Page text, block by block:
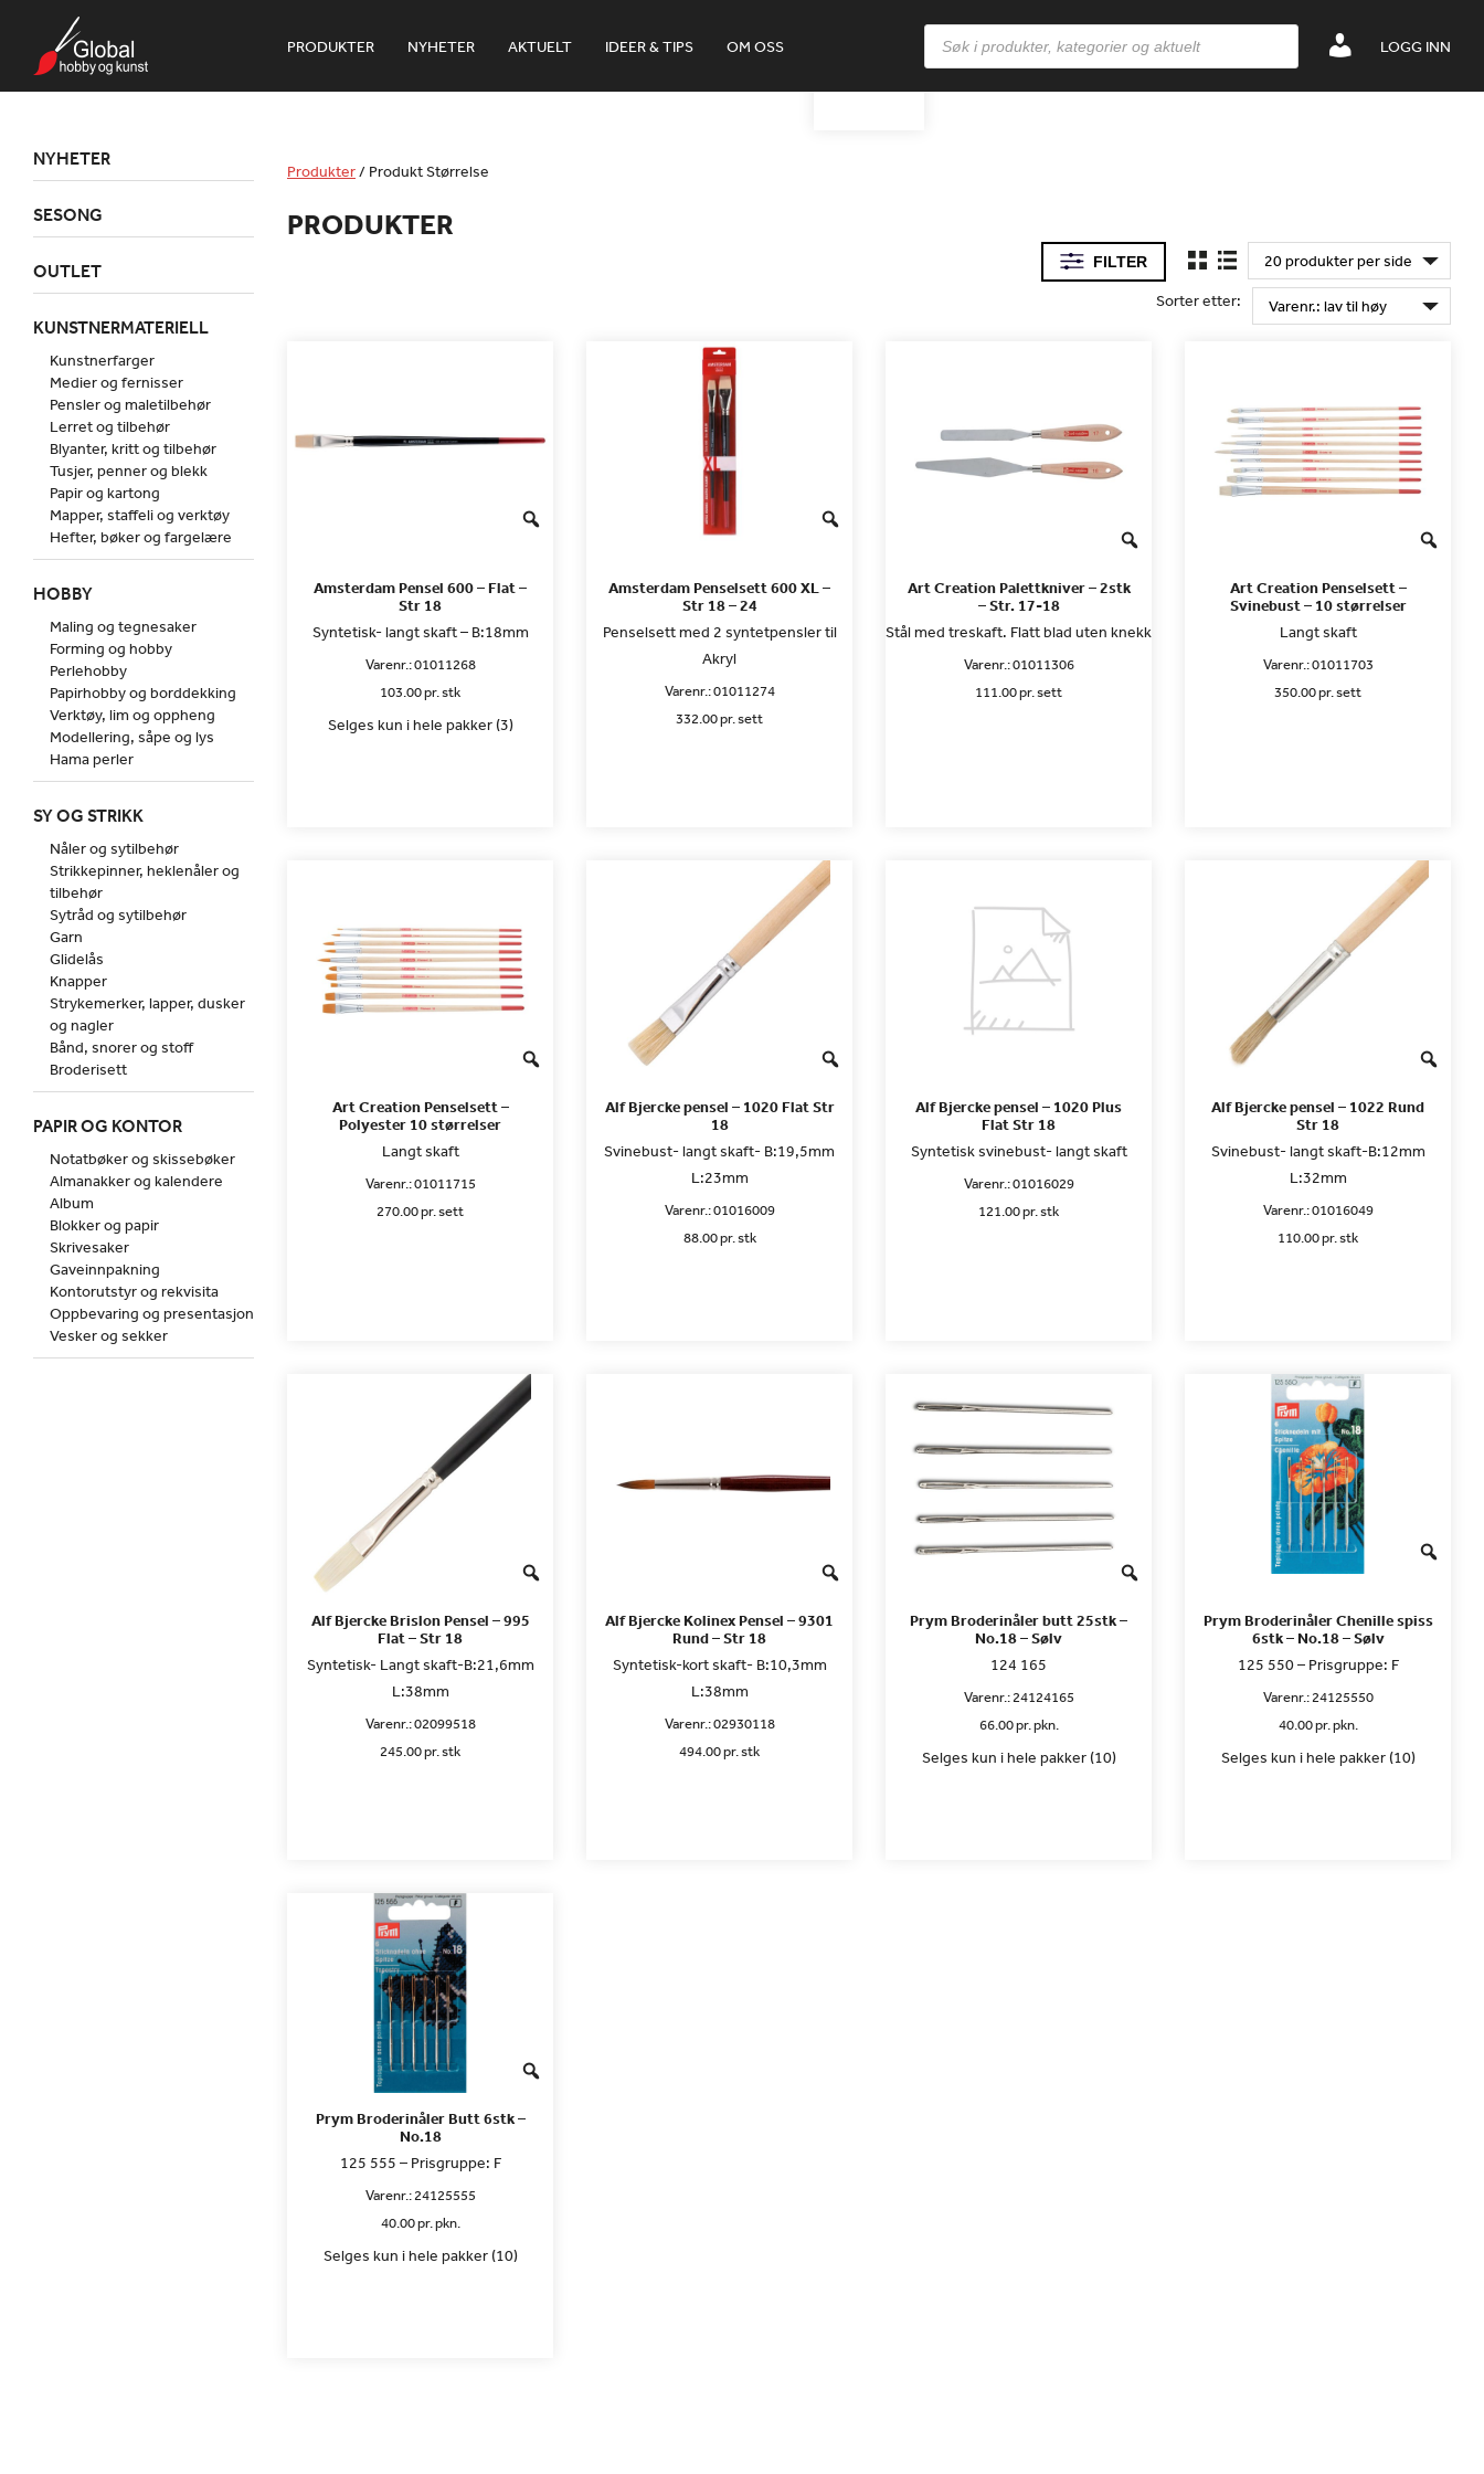
PRODUKTER NYHETER AKTUELT IDEER & TIPS OM OSS LOGG INN
Products
search
Produkter/ Produkt Størrelse
PRODUKTER
FILTER
Sorter etter:
Amsterdam Pensel 600 – Flat –
Str 18
Syntetisk- langt skaft – B:18mm
Varenr.:01011268
103.00 pr. stk
Selges kun i hele pakker (3)
Amsterdam Penselsett 600 XL –
Str 18 – 24
Penselsett med 2 syntetpensler til
Akryl
Varenr.:01011274
332.00 pr. sett
Art Creation Palettkniver – 2stk
– Str. 17-18
Stål med treskaft. Flatt blad uten knekk
Varenr.:01011306
111.00 pr. sett
Art Creation Penselsett –
Svinebust – 10 størrelser
Langt skaft
Varenr.:01011703
350.00 pr. sett
Art Creation Penselsett –
Polyester 10 størrelser
Langt skaft
Varenr.:01011715
270.00 pr. sett
Alf Bjercke pensel – 1020 Flat Str
18
Svinebust- langt skaft- B:19,5mm
L:23mm
Varenr.:01016009
88.00 pr. stk
Alf Bjercke pensel – 1020 Plus
Flat Str 18
Syntetisk svinebust- langt skaft
Varenr.:01016029
121.00 pr. stk
Alf Bjercke pensel – 1022 Rund
Str 18
Svinebust- langt skaft-B:12mm
L:32mm
Varenr.:01016049
110.00 pr. stk
Alf Bjercke Brislon Pensel – 995
Flat – Str 18
Syntetisk- Langt skaft-B:21,6mm
L:38mm
Varenr.:02099518
245.00 pr. stk
Alf Bjercke Kolinex Pensel – 9301
Rund – Str 18
Syntetisk-kort skaft- B:10,3mm
L:38mm
Varenr.:02930118
494.00 pr. stk
Prym Broderinåler butt 25stk –
No.18 – Sølv
124 165
Varenr.:24124165
66.00 pr. pkn.
Selges kun i hele pakker (10)
Prym Broderinåler Chenille spiss
6stk – No.18 – Sølv
125 550 – Prisgruppe: F
Varenr.:24125550
40.00 pr. pkn.
Selges kun i hele pakker (10)
Prym Broderinåler Butt 6stk –
No.18
125 555 – Prisgruppe: F
Varenr.:24125555
40.00 pr. pkn.
Selges kun i hele pakker (10)
NYHETER
SESONG
OUTLET
KUNSTNERMATERIELL
Kunstnerfarger
Medier og fernisser
Pensler og maletilbehør
Lerret og tilbehør
Blyanter, kritt og tilbehør
Tusjer, penner og blekk
Papir og kartong
Mapper, staffeli og verktøy
Hefter, bøker og fargelære
HOBBY
Maling og tegnesaker
Forming og hobby
Perlehobby
Papirhobby og borddekking
Verktøy, lim og oppheng
Modellering, såpe og lys
Hama perler
SY OG STRIKK
Nåler og sytilbehør
Strikkepinner, heklenåler og
tilbehør
Sytråd og sytilbehør
Garn
Glidelås
Knapper
Strykemerker, lapper, dusker
og nagler
Bånd, snorer og stoff
Broderisett
PAPIR OG KONTOR
Notatbøker og skissebøker
Almanakker og kalendere
Album
Blokker og papir
Skrivesaker
Gaveinnpakning
Kontorutstyr og rekvisita
Oppbevaring og presentasjon
Vesker og sekker